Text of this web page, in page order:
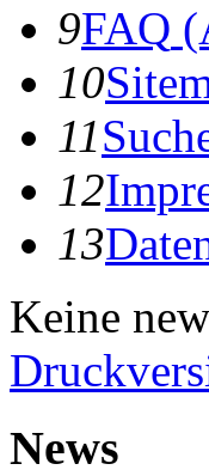
9FAQ
10S
11S
12I
13D
Keine
News